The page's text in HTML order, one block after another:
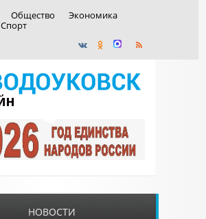
Общество
Экономика
Спорт
НОВОСТИ